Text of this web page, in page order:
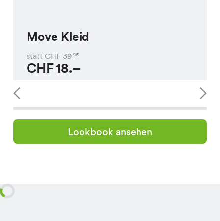
Move Kleid
statt CHF 3995
CHF18.–
Lookbook ansehen